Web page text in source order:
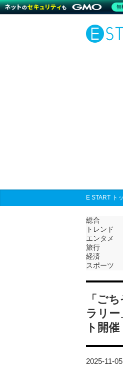
E START ト
総合
トレンド
エンタメ
旅行
経済
スポーツ
「ご
ラリ
ト開催
2025-11-
無